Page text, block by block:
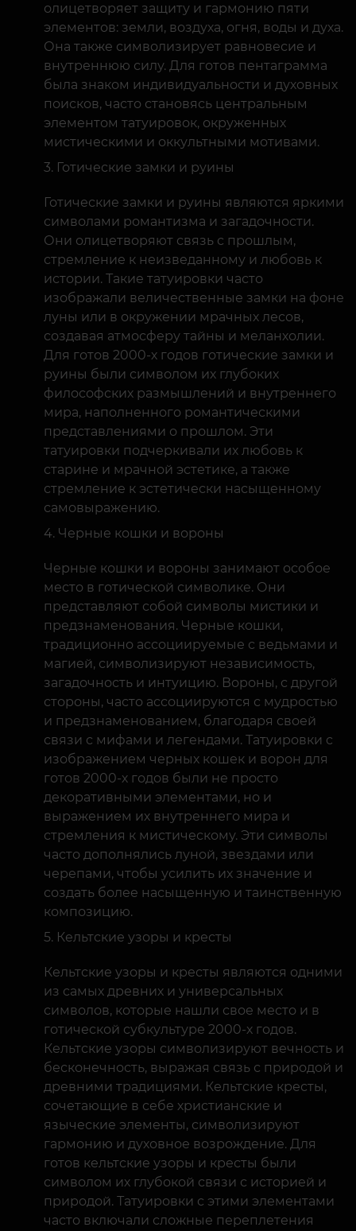
олицетворяет защиту и гармонию пяти
элементов: земли, воздуха, огня, воды и духа.
Она также символизирует равновесие и
внутреннюю силу. Для готов пентаграмма
была знаком индивидуальности и духовных
поисков, часто становясь центральным
элементом татуировок, окруженных
мистическими и оккультными мотивами.
Готические замки и руины
Готические замки и руины являются яркими
символами романтизма и загадочности.
Они олицетворяют связь с прошлым,
стремление к неизведанному и любовь к
истории. Такие татуировки часто
изображали величественные замки на фоне
луны или в окружении мрачных лесов,
создавая атмосферу тайны и меланхолии.
Для готов 2000-х годов готические замки и
руины были символом их глубоких
философских размышлений и внутреннего
мира, наполненного романтическими
представлениями о прошлом. Эти
татуировки подчеркивали их любовь к
старине и мрачной эстетике, а также
стремление к эстетически насыщенному
самовыражению.
Черные кошки и вороны
Черные кошки и вороны занимают особое
место в готической символике. Они
представляют собой символы мистики и
предзнаменования. Черные кошки,
традиционно ассоциируемые с ведьмами и
магией, символизируют независимость,
загадочность и интуицию. Вороны, с другой
стороны, часто ассоциируются с мудростью
и предзнаменованием, благодаря своей
связи с мифами и легендами. Татуировки с
изображением черных кошек и ворон для
готов 2000-х годов были не просто
декоративными элементами, но и
выражением их внутреннего мира и
стремления к мистическому. Эти символы
часто дополнялись луной, звездами или
черепами, чтобы усилить их значение и
создать более насыщенную и таинственную
композицию.
Кельтские узоры и кресты
Кельтские узоры и кресты являются одними
из самых древних и универсальных
символов, которые нашли свое место и в
готической субкультуре 2000-х годов.
Кельтские узоры символизируют вечность и
бесконечность, выражая связь с природой и
древними традициями. Кельтские кресты,
сочетающие в себе христианские и
языческие элементы, символизируют
гармонию и духовное возрождение. Для
готов кельтские узоры и кресты были
символом их глубокой связи с историей и
природой. Татуировки с этими элементами
часто включали сложные переплетения